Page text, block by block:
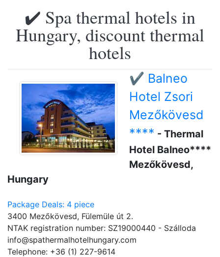
✔️ Spa thermal hotels in
Hungary, discount thermal
hotels
✔️ Balneo
Hotel Zsori
Mezőkövesd
**** - Thermal
Hotel Balneo****
Mezőkövesd,
Hungary
Package Deals: 4 piece
3400 Mezőkövesd, Fülemüle út 2.
NTAK registration number: SZ19000440 - Szálloda
info@spathermalhotelhungary.com
Telephone: +36 (1) 227-9614